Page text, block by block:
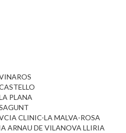
PLANA
CLINIC-LA MALVA-ROSA
ARNAU DE VILANOVA LLIRIA